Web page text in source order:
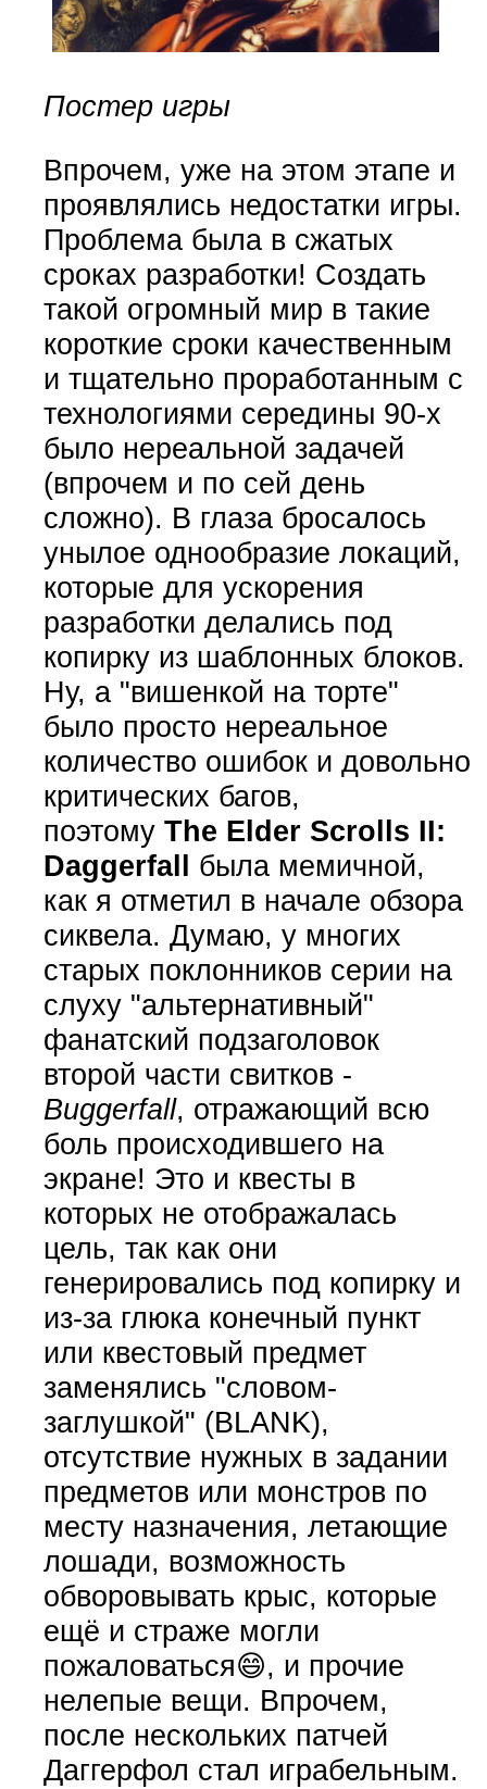
Постер игры
Впрочем, уже на этом этапе и
проявлялись недостатки игры.
Проблема была в сжатых
сроках разработки! Создать
такой огромный мир в такие
короткие сроки качественным
и тщательно проработанным с
технологиями середины 90-х
было нереальной задачей
(впрочем и по сей день
сложно). В глаза бросалось
унылое однообразие локаций,
которые для ускорения
разработки делались под
копирку из шаблонных блоков.
Ну, а "вишенкой на торте"
было просто нереальное
количество ошибок и довольно
критических багов,
поэтому The Elder Scrolls II:
Daggerfall была мемичной,
как я отметил в начале обзора
сиквела. Думаю, у многих
старых поклонников серии на
слуху "альтернативный"
фанатский подзаголовок
второй части свитков -
Buggerfall, отражающий всю
боль происходившего на
экране! Это и квесты в
которых не отображалась
цель, так как они
генерировались под копирку и
из-за глюка конечный пункт
или квестовый предмет
заменялись "словом-
заглушкой" (BLANK),
отсутствие нужных в задании
предметов или монстров по
месту назначения, летающие
лошади, возможность
обворовывать крыс, которые
ещё и страже могли
пожаловаться😄, и прочие
нелепые вещи. Впрочем,
после нескольких патчей
Даггерфол стал играбельным.